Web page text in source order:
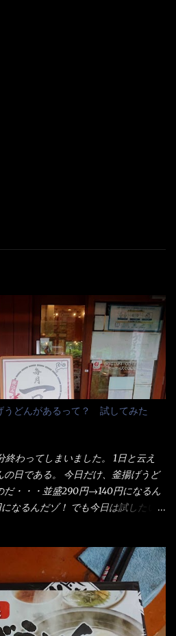
うどんがあるって？ 試してみた
わってしまいました。 1日と云え
日である。 今日だけ、釜揚げうど
だ・・・並盛290円→140円になるん
なるんだゾ！ でも今日は試したい
まで湯に浸かっているわけで、最
コシが違う！ だったら湯なんか要
の麺だけいいよ！となるでしょ
、やっぱり＜湯無し＞注文は、裏注
れと店員によっては、理解出来ない